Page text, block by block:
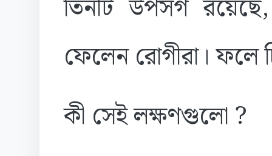
তিনটি উপসর্গ
ফেলেন রোগীরা। ফলে
কী সেই লক্ষণগুলো ?